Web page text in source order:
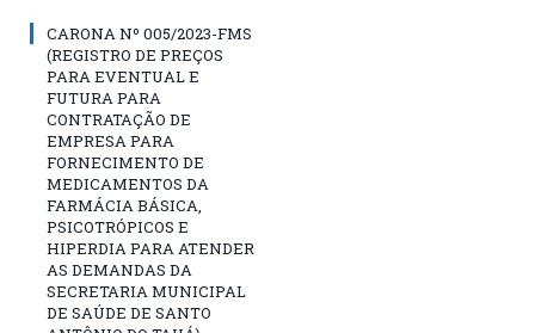
CARONA Nº 005/2023-FMS
(REGISTRO DE PREÇOS
PARA EVENTUAL E
FUTURA PARA
CONTRATAÇÃO DE
EMPRESA PARA
FORNECIMENTO DE
MEDICAMENTOS DA
FARMÁCIA BÁSICA,
PSICOTRÓPICOS E
HIPERDIA PARA ATENDER
AS DEMANDAS DA
SECRETARIA MUNICIPAL
DE SAÚDE DE SANTO